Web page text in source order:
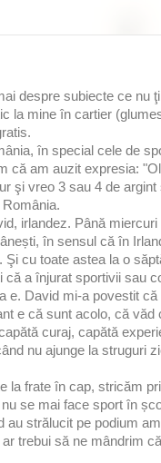
despre subiecte ce nu
la mine în cartier
în special cele de
că am auzit expresia:
şi vreo 3 sau 4 de
irlandez. Până
în sensul că în
cu toate astea la o
a înjurat sportivii sau
e. David mi-a povestit
e că sunt acolo, că
curaj, capătă
nu ajunge la
la frate în cap, stricăm
se mai face sport în
au strălucit pe podium
trebui să ne mândrim